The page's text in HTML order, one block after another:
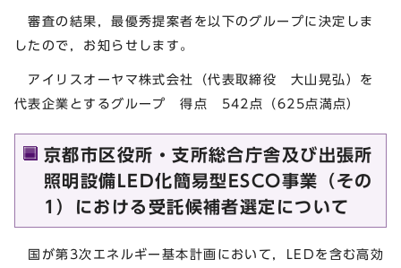
審査の結果，最優秀提案者を以下のグループに決定しま
したので，お知らせします。
アイリスオーヤマ株式会社（代表取締役 大山晃弘）を
代表企業とするグループ 得点 542点（625点満点）
京都市区役所・支所総合庁舎及び出張所
照明設備LED化簡易型ESCO事業（その
1）における受託候補者選定について
国が第3次エネルギー基本計画において，LEDを含む高効